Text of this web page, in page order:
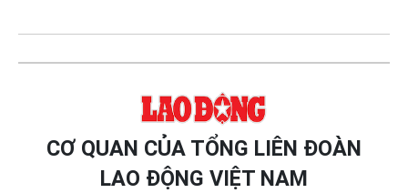
CƠ QUAN CỦA TỔNG LIÊN ĐOÀN
LAO ĐỘNG VIỆT NAM